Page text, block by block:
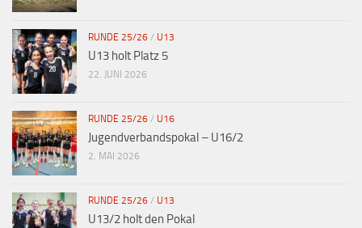
RUNDE 25/26 / U13
U13 holt Platz 5
22. JUNI 2026
RUNDE 25/26 / U16
Jugendverbandspokal – U16/2
2. MAI 2026
RUNDE 25/26 / U13
U13/2 holt den Pokal